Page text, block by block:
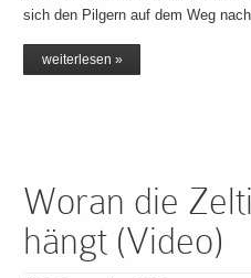
sich den Pilgern auf dem Weg
weiterlesen »
Woran die
hängt (Video)